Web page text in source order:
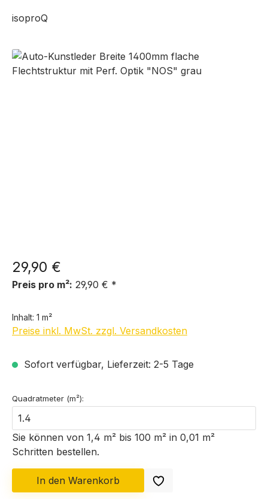
isoproQ
Bildergalerie überspringen
29,90 €
Preis pro m²: 29,90 € *
Inhalt: 1 m²
Preise inkl. MwSt. zzgl. Versandkosten
Sofort verfügbar, Lieferzeit: 2-5 Tage
Quadratmeter (m²):
Sie können von 1,4 m² bis 100 m² in 0,01 m²
Schritten bestellen.
In den Warenkorb